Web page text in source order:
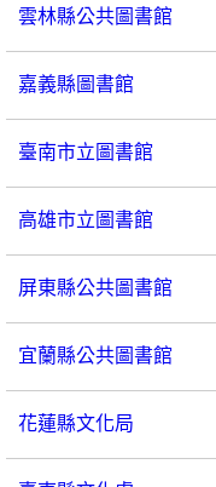
雲林縣公共圖書館
嘉義縣圖書館
臺南市立圖書館
高雄市立圖書館
屏東縣公共圖書館
宜蘭縣公共圖書館
花蓮縣文化局